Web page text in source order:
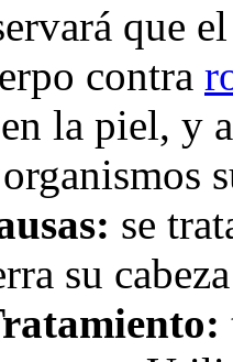
que
contra
la piel, y
se
su